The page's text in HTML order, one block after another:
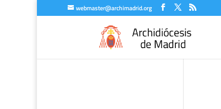
webmaster@archimadrid.org